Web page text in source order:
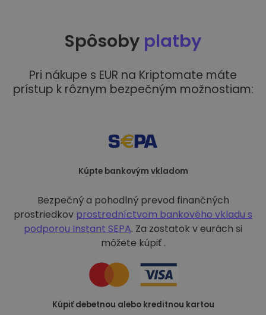
Spôsoby platby
Pri nákupe s EUR na Kriptomate máte
prístup k rôznym bezpečným možnostiam:
Kúpte bankovým vkladom
Bezpečný a pohodlný prevod finančných
prostriedkov prostredníctvom bankového vkladu s
podporou Instant SEPA. Za zostatok v eurách si
môžete kúpiť .
Kúpiť debetnou alebo kreditnou kartou